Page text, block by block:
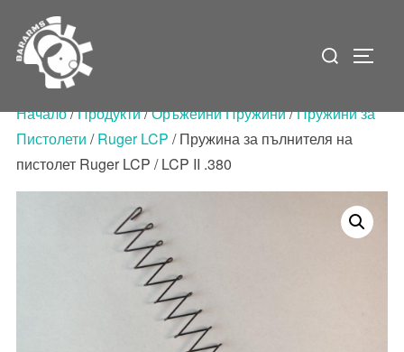
content
Search
Начало/Продукти/Оръжейни Пружини/Пружини за
Пистолети /Ruger LCP / Пружина за пълнителя на
пистолет Ruger LCP / LCP II .380